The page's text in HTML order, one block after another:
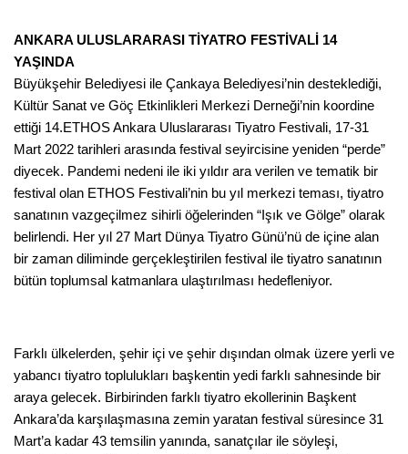
ANKARA ULUSLARARASI TİYATRO FESTİVALİ 14
YAŞINDA
Büyükşehir Belediyesi ile Çankaya Belediyesi’nin desteklediği,
Kültür Sanat ve Göç Etkinlikleri Merkezi Derneği’nin koordine
ettiği 14.ETHOS Ankara Uluslararası Tiyatro Festivali, 17-31
Mart 2022 tarihleri arasında festival seyircisine yeniden “perde”
diyecek. Pandemi nedeni ile iki yıldır ara verilen ve tematik bir
festival olan ETHOS Festivali’nin bu yıl merkezi teması, tiyatro
sanatının vazgeçilmez sihirli öğelerinden “Işık ve Gölge” olarak
belirlendi. Her yıl 27 Mart Dünya Tiyatro Günü’nü de içine alan
bir zaman diliminde gerçekleştirilen festival ile tiyatro sanatının
bütün toplumsal katmanlara ulaştırılması hedefleniyor.
Farklı ülkelerden, şehir içi ve şehir dışından olmak üzere yerli ve
yabancı tiyatro toplulukları başkentin yedi farklı sahnesinde bir
araya gelecek. Birbirinden farklı tiyatro ekollerinin Başkent
Ankara’da karşılaşmasına zemin yaratan festival süresince 31
Mart’a kadar 43 temsilin yanında, sanatçılar ile söyleşi,